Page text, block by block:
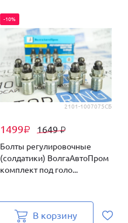
2101-1007075СБ
1499₽ 1649₽
-10%
Болты регулировочные
(солдатики) ВолгаАвтоПром
комплект под голо...
В корзину